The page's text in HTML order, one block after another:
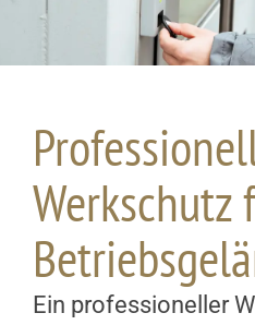
Werkschutz
Ein professioneller